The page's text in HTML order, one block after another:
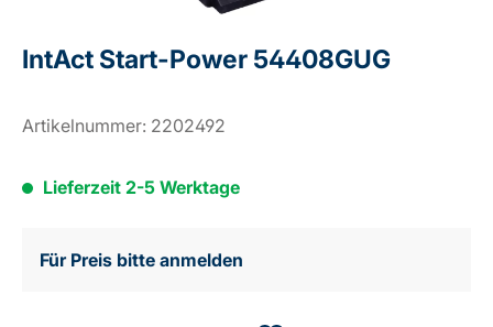
IntAct Start-Power 54408GUG
Artikelnummer: 2202492
Lieferzeit 2-5 Werktage
Für Preis bitte anmelden